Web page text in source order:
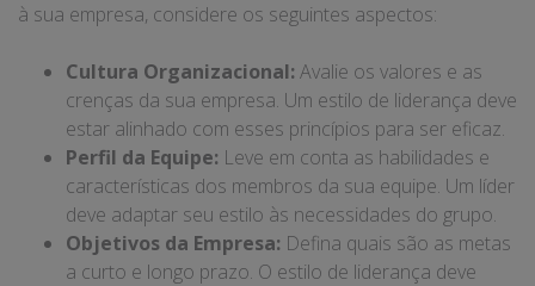
à sua empresa, considere os seguintes aspectos:
Cultura Organizacional: Avalie os valores e as
crenças da sua empresa. Um estilo de liderança deve
estar alinhado com esses princípios para ser eficaz.
Perfil da Equipe: Leve em conta as habilidades e
características dos membros da sua equipe. Um líder
deve adaptar seu estilo às necessidades do grupo.
Objetivos da Empresa: Defina quais são as metas
a curto e longo prazo. O estilo de liderança deve